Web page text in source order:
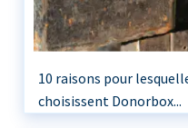
10 raisons pour
choisissent Donorbox...